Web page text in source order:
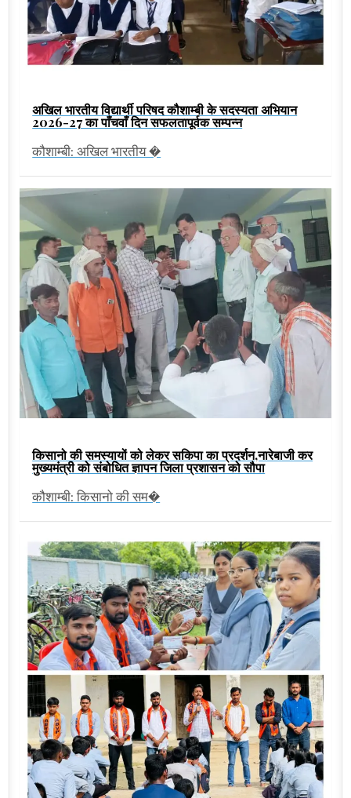
अखिल भारतीय विद्यार्थी परिषद कौशाम्बी के सदस्यता अभियान
2026-27 का पाँचवाँ दिन सफलतापूर्वक सम्पन्न
कौशाम्बी: अखिल भारतीय �
किसानो की समस्यायों को लेकर सकिपा का प्रदर्शन,नारेबाजी कर
मुख्यमंत्री को संबोधित ज्ञापन जिला प्रशासन को सौपा
कौशाम्बी: किसानो की सम�